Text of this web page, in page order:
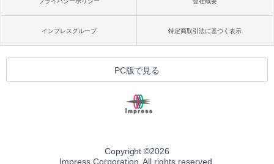
インプレスグループ 特定商取引法に基づく表示
PC版で見る
Copyright ©2026
Impress Corporation. All rights reserved.